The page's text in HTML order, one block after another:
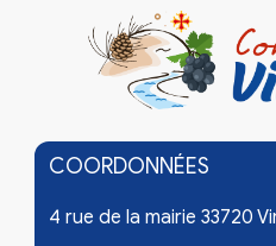
COORDONNÉES
4 rue de la mairie 33720